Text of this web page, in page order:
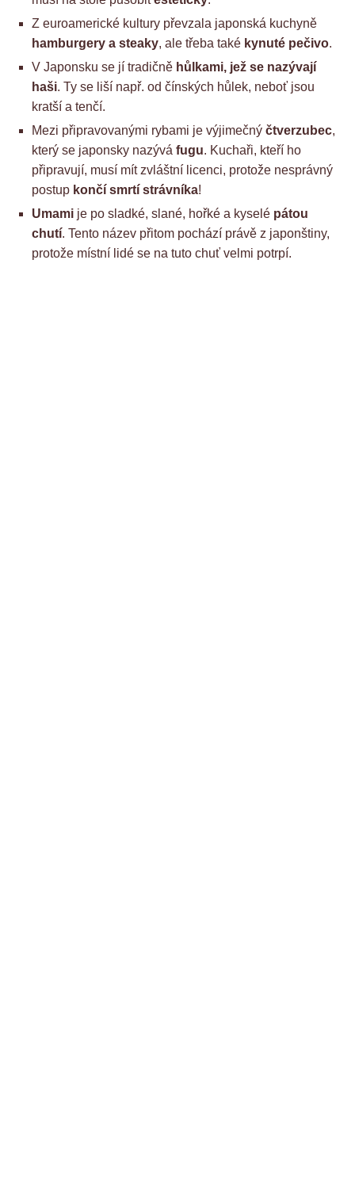
Z euroamerické kultury převzala japonská kuchyně
hamburgery a steaky, ale třeba také kynuté pečivo.
V Japonsku se jí tradičně hůlkami, jež se nazývají
haši. Ty se liší např. od čínských hůlek, neboť jsou
kratší a tenčí.
Mezi připravovanými rybami je výjimečný čtverzubec,
který se japonsky nazývá fugu. Kuchaři, kteří ho
připravují, musí mít zvláštní licenci, protože nesprávný
postup končí smrtí strávníka!
Umami je po sladké, slané, hořké a kyselé pátou
chutí. Tento název přitom pochází právě z japonštiny,
protože místní lidé se na tuto chuť velmi potrpí.